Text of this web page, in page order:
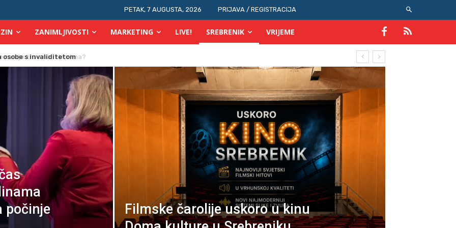
PETAK, 7 AUGUSTA, 2026 PRIJAVA / REGISTRACIJA
ZANIMLJIVOSTI MARKETING LIVE! SREBRENIK VRIJEME
s invaliditetom
počinje
Filmske čarolije uskoro u kinu